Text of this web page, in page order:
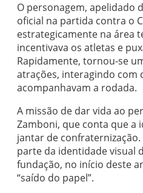
O personagem, apelidado
oficial na partida contra o
estrategicamente na área
incentivava os atletas e
Rapidamente, tornou-se
atrações, interagindo com
acompanhavam a rodada.
A missão de dar vida ao
Zamboni, que conta que a
jantar de
parte da identidade visual
fundação, no início deste
“saído do papel”.